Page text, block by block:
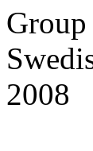
Group
2008